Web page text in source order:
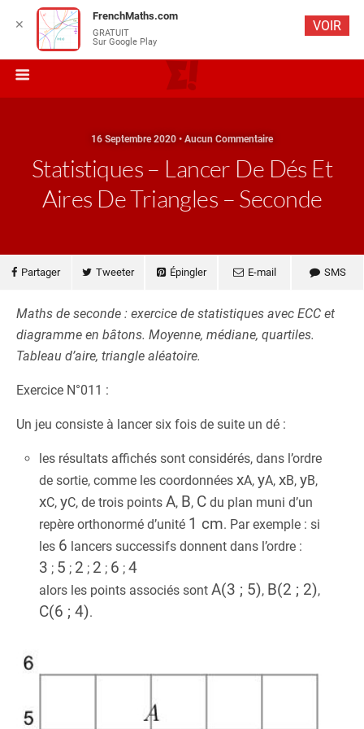
16 Septembre 2020 • Aucun Commentaire
Statistiques – Lancer De Dés Et
Aires De Triangles – Seconde
Partager Tweeter Épingler E-mail SMS
Maths de seconde : exercice de statistiques avec ECC et
diagramme en bâtons. Moyenne, médiane, quartiles.
Tableau d’aire, triangle aléatoire.
Exercice N°011 :
Un jeu consiste à lancer six fois de suite un dé :
les résultats affichés sont considérés, dans l’ordre
de sortie, comme les coordonnéesxA,yA,xB,yB,
xC,yC, de trois pointsA, B, C du plan muni d’un
repère orthonormé d’unité 1 cm. Par exemple : si
les 6 lancers successifs donnent dans l’ordre :
3 ; 5 ; 2 ; 2 ; 6 ;4
alors les points associés sontA(3 ; 5), B(2 ; 2),
C(6 ; 4).
✕
FrenchMaths.com
GRATUIT
Sur Google Play
VOIR